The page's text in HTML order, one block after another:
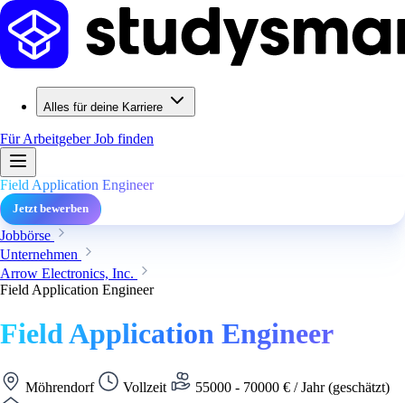
Alles für deine Karriere
Für ArbeitgeberJob finden
Field Application Engineer
Jetzt bewerben
Jobbörse
Unternehmen
Arrow Electronics, Inc.
Field Application Engineer
Field Application Engineer
Möhrendorf Vollzeit
55000 - 70000 € / Jahr (geschätzt)